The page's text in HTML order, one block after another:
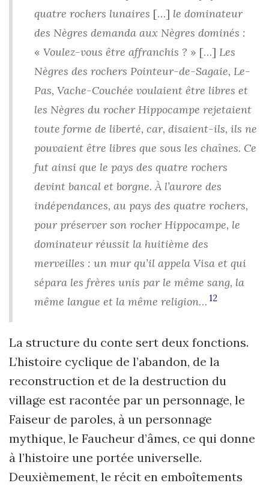
quatre rochers lunaires […] le dominateur
des Nègres demanda aux Nègres dominés :
« Voulez-vous être affranchis ? » […] Les
Nègres des rochers Pointeur-de-Sagaie, Le-
Pas, Vache-Couchée voulaient être libres et
les Nègres du rocher Hippocampe rejetaient
toute forme de liberté, car, disaient-ils, ils ne
pouvaient être libres que sous les chaînes. Ce
fut ainsi que le pays des quatre rochers
devint bancal et borgne. À l’aurore des
indépendances, au pays des quatre rochers,
pour préserver son rocher Hippocampe, le
dominateur réussit la huitième des
merveilles : un mur qu’il appela Visa et qui
sépara les frères unis par le même sang, la
même langue et la même religion… 12
La structure du conte sert deux fonctions.
L’histoire cyclique de l’abandon, de la
reconstruction et de la destruction du
village est racontée par un personnage, le
Faiseur de paroles, à un personnage
mythique, le Faucheur d’âmes, ce qui donne
à l’histoire une portée universelle.
Deuxièmement, le récit en emboîtements